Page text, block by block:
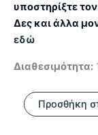
υποστηρίξτε
Δες και άλλα
εδώ
Διαθεσιμότητα:
Κούπα
Ziojessie
Προσθήκη